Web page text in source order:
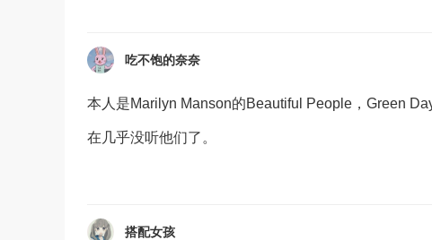
吃不饱的奈奈
本人是Marilyn Manson的Beautiful People，Green
在几乎没听他们了。
搭配女孩